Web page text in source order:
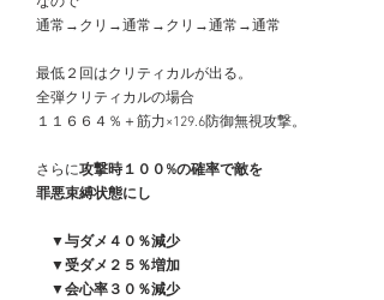
通常→クリ→通常→クリ→通常→通常
最低２回はクリティカルが出る。
全弾クリティカルの場合
１１６６４％＋筋力×129.6防御無視攻撃。
さらに攻撃時１００%の確率で敵を
罪悪束縛状態にし
▼与ダメ４０％減少
▼受ダメ２５％増加
▼会心率３０％減少